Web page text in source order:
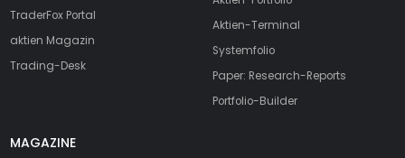
TraderFox Portal
aktien Magazin
Trading-Desk
Aktien-Terminal
Systemfolio
Paper: Research-Reports
Portfolio-Builder
MAGAZINE